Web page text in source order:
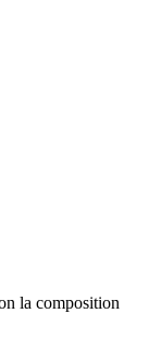
la composition